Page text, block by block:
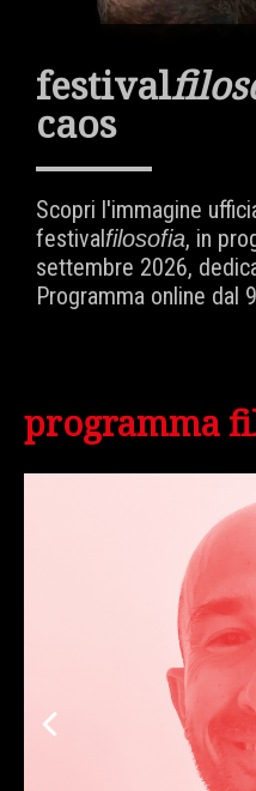
festival
caos
Scopri l'immagine
festivalfilosofia, in
settembre 2026,
Programma online dal
programma
Previous